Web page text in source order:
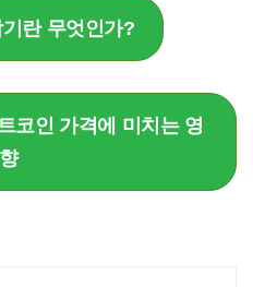
란 무엇인가?
코인 가격에 미치는 영
향